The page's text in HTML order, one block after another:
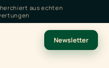
aus echten
Newsletter